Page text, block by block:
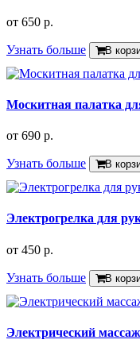
от 650 р.
Узнать больше В
Москитная палатка
от 690 р.
Узнать больше В
Электрогрелка для
от 450 р.
Узнать больше В
Электрический